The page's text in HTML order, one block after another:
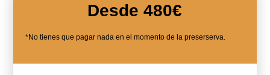
Desde 480€
*No tienes que pagar nada en el momento de la preserserva.